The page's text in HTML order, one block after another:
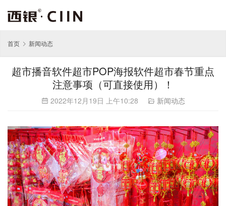
首页 新闻动态
超市播音软件超市POP海报软件超市春节重点
注意事项（可直接使用）！
2022年12月19日 上午10:28 新闻动态